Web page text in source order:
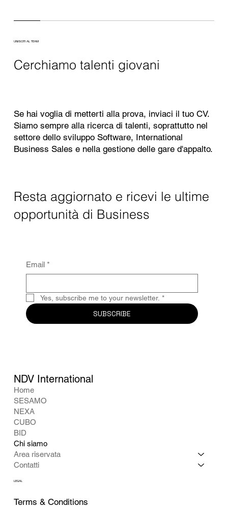
UNISCITI AL TEAM
Cerchiamo talenti giovani
Se hai voglia di metterti alla prova, inviaci il tuo CV.
Siamo sempre alla ricerca di talenti, soprattutto nel
settore dello sviluppo Software, International
Business Sales e nella gestione delle gare d'appalto.
Resta aggiornato e ricevi le ultime
opportunità di Business
Email *
Yes, subscribe me to your newsletter. *
SUBSCRIBE
NDV International
Home
SESAMO
NEXA
CUBO
BID
Chi siamo
Area riservata
Contatti
LEGAL
Terms & Conditions